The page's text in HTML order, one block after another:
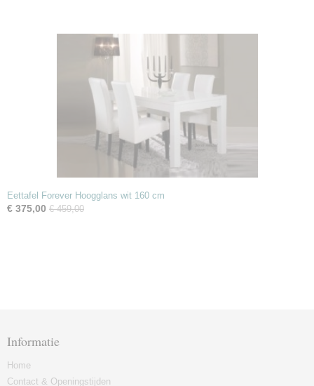
Eettafel Forever Hoogglans wit 160 cm
€ 375,00 € 459,00
Informatie
Home
Contact & Openingstijden